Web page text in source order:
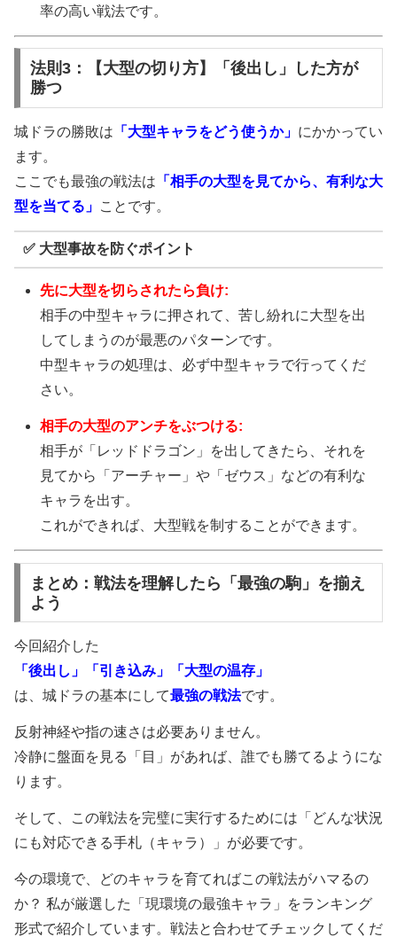
率の高い戦法です。
法則3：【大型の切り方】「後出し」した方が
勝つ
城ドラの勝敗は 「大型キャラをどう使うか」 にかかってい
ます。
ここでも最強の戦法は 「相手の大型を見てから、有利な大
型を当てる」 ことです。
✅ 大型事故を防ぐポイント
先に大型を切らされたら負け:
相手の中型キャラに押されて、苦し紛れに大型を出
してしまうのが最悪のパターンです。
中型キャラの処理は、必ず中型キャラで行ってくだ
さい。
相手の大型のアンチをぶつける:
相手が「レッドドラゴン」を出してきたら、それを
見てから「アーチャー」や「ゼウス」などの有利な
キャラを出す。
これができれば、大型戦を制することができます。
まとめ：戦法を理解したら「最強の駒」を揃え
よう
今回紹介した
「後出し」「引き込み」「大型の温存」
は、城ドラの基本にして最強の戦法です。
反射神経や指の速さは必要ありません。
冷静に盤面を見る「目」があれば、誰でも勝てるようにな
ります。
そして、この戦法を完璧に実行するためには「どんな状況
にも対応できる手札（キャラ）」が必要です。
今の環境で、どのキャラを育てればこの戦法がハマるの
か？ 私が厳選した「現環境の最強キャラ」をランキング
形式で紹介しています。戦法と合わせてチェックしてくだ